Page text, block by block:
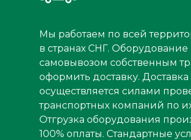
Мы работаем по всей
в странах СНГ.
самовывозом собственным
оформить доставку. Доставка
осуществляется силами
транспортных компаний по
Отгрузка оборудования
100% оплаты. Стандартные